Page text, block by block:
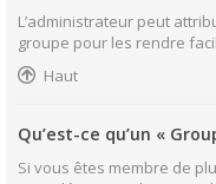
L’administrateur peut
groupe pour les rendre
Haut
Qu’est-ce qu’un «
Si vous êtes membre de